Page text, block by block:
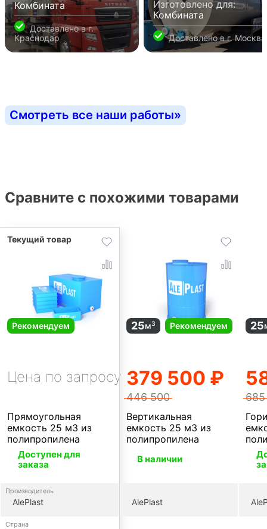
Комбината
Доставлено вг.
Краснодар
Изготовлено для:
Комбината
Доставлено вг. Москва
Смотреть все наши работы»
Сравните с похожими товарами
Прямоугольная
емкость 25 м3 из
полипропилена
Рекомендуем
Доступен для
заказа
Цена по запросу
Производитель
AlePlast
Страна
Вертикальная
емкость 25 м3 из
полипропилена
25м3 Рекомендуем
В наличии
379 500 ₽
446 500
AlePlast
25